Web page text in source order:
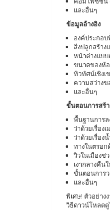
และอื่นๆ
ข้อมูลอ้างอิง
องค์ประกอ
สิ่งปลูกสร้าง
หน้าต่างแบบ
ขนาดของห้
ทิวทัศน์เชิง
ความสว่างข
และอื่นๆ
ขั้นตอนการสร้า
พื้นฐานการล
ว่าด้วยเรื่องเ
ว่าด้วยเรื่องน้
ทางในตรอก
วิวในเมืองช่
เงากลางคืน
ขั้นตอนการ
และอื่นๆ
พิเศษ! ตัวอย่า
วิธีดาวน์โหลด